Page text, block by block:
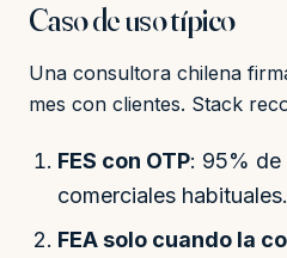
Caso de uso típico
Una consultora chilena
mes con clientes. Stack
FES con OTP: 95%
comerciales habituales.
FEA solo cuando la